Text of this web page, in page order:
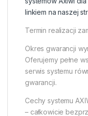
linkiem na naszej
Termin realizacji
Okres gwarancji
Oferujemy pełne
serwis systemu
gwarancji.
Cechy systemu
– całkowicie